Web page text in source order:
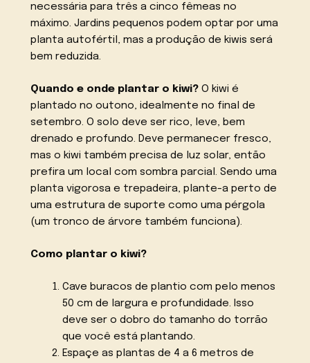
necessária para três a cinco fêmeas no
máximo. Jardins pequenos podem optar por uma
planta autofértil, mas a produção de kiwis será
bem reduzida.
Quando e onde plantar o kiwi? O kiwi é
plantado no outono, idealmente no final de
setembro. O solo deve ser rico, leve, bem
drenado e profundo. Deve permanecer fresco,
mas o kiwi também precisa de luz solar, então
prefira um local com sombra parcial. Sendo uma
planta vigorosa e trepadeira, plante-a perto de
uma estrutura de suporte como uma pérgola
(um tronco de árvore também funciona).
Como plantar o kiwi?
Cave buracos de plantio com pelo menos
50 cm de largura e profundidade. Isso
deve ser o dobro do tamanho do torrão
que você está plantando.
Espaçe as plantas de 4 a 6 metros de